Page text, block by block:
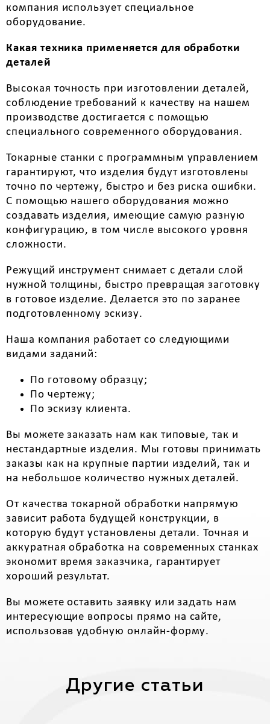
компания использует специальное
оборудование.
Какая техника применяется для обработки
деталей
Высокая точность при изготовлении деталей,
соблюдение требований к качеству на нашем
производстве достигается с помощью
специального современного оборудования.
Токарные станки с программным управлением
гарантируют, что изделия будут изготовлены
точно по чертежу, быстро и без риска ошибки.
С помощью нашего оборудования можно
создавать изделия, имеющие самую разную
конфигурацию, в том числе высокого уровня
сложности.
Режущий инструмент снимает с детали слой
нужной толщины, быстро превращая заготовку
в готовое изделие. Делается это по заранее
подготовленному эскизу.
Наша компания работает со следующими
видами заданий:
По готовому образцу;
По чертежу;
По эскизу клиента.
Вы можете заказать нам как типовые, так и
нестандартные изделия. Мы готовы принимать
заказы как на крупные партии изделий, так и
на небольшое количество нужных деталей.
От качества токарной обработки напрямую
зависит работа будущей конструкции, в
которую будут установлены детали. Точная и
аккуратная обработка на современных станках
экономит время заказчика, гарантирует
хороший результат.
Вы можете оставить заявку или задать нам
интересующие вопросы прямо на сайте,
использовав удобную онлайн-форму.
Другие статьи